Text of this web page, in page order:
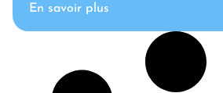
En savoir plus